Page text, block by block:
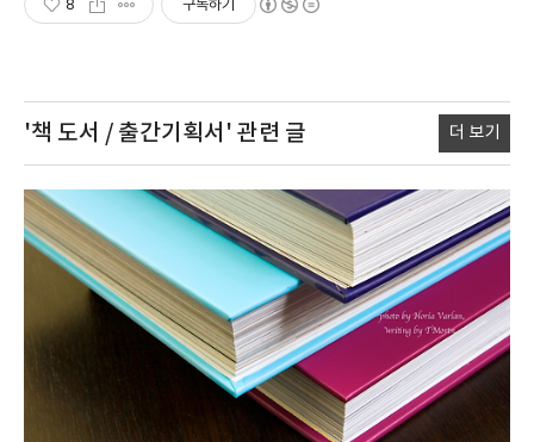
8 구독하기
'책 도서 / 출간기획서' 관련 글 더 보기